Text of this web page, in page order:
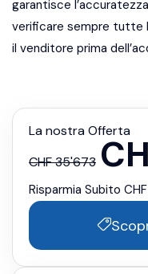
garantisce
verificare sempre tutte
il venditore prima
La nostra Offerta
CHF35'673
Risparmia Subito CHF